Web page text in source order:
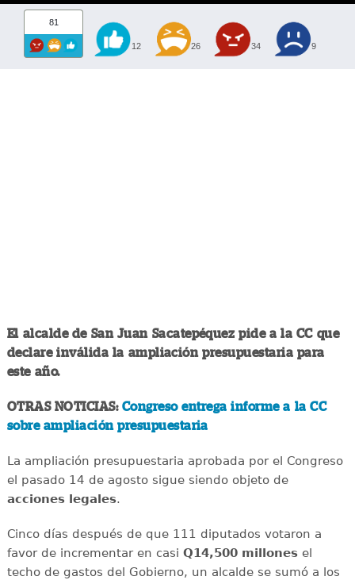
81
12 26 34 9
El alcalde de San Juan Sacatepéquez pide a la CC que
declare inválida la ampliación presupuestaria para
este año.
OTRAS NOTICIAS: Congreso entrega informe a la CC
sobre ampliación presupuestaria
La ampliación presupuestaria aprobada por el Congreso
el pasado 14 de agosto sigue siendo objeto de
acciones legales.
Cinco días después de que 111 diputados votaron a
favor de incrementar en casi Q14,500 millonesel
techo de gastos del Gobierno, un alcalde se sumó a los